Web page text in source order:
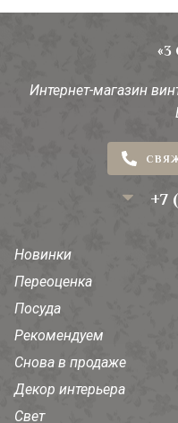
Интернет-магазин
+7
Новинки
Переоценка
Посуда
Рекомендуем
Снова в продаже
Декор интерьера
Свет